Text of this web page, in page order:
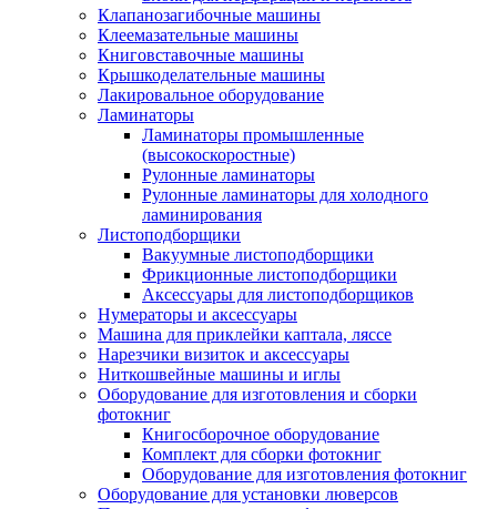
Клапанозагибочные машины
Клеемазательные машины
Книговставочные машины
Крышкоделательные машины
Лакировальное оборудование
Ламинаторы
Ламинаторы промышленные
(высокоскоростные)
Рулонные ламинаторы
Рулонные ламинаторы для холодного
ламинирования
Листоподборщики
Вакуумные листоподборщики
Фрикционные листоподборщики
Аксессуары для листоподборщиков
Нумераторы и аксессуары
Машина для приклейки каптала, ляссе
Нарезчики визиток и аксессуары
Ниткошвейные машины и иглы
Оборудование для изготовления и сборки
фотокниг
Книгосборочное оборудование
Комплект для сборки фотокниг
Оборудование для изготовления фотокниг
Оборудование для установки люверсов